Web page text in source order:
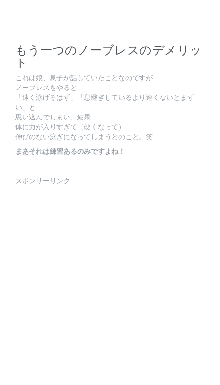
もう一つのノーブレスのデメリッ
ト
これは娘、息子が話していたことなのですが
ノーブレスをやると
「速く泳げるはず」「息継ぎしているより速くないとまず
い」と
思い込んでしまい、結果
体に力が入りすぎて（硬くなって）
伸びのない泳ぎになってしまうとのこと。笑
まあそれは練習あるのみですよね！
スポンサーリンク